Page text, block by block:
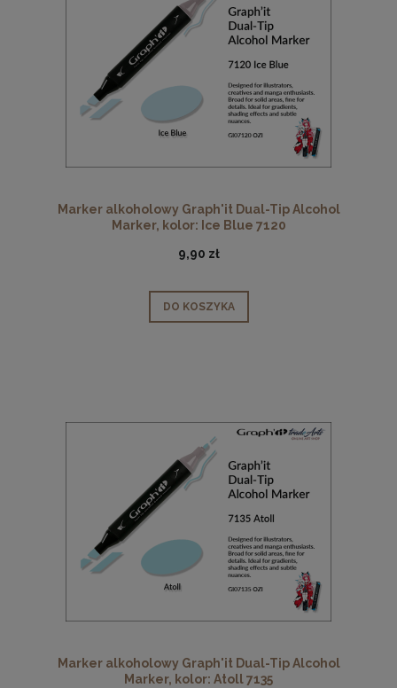
Marker alkoholowy Graph'it Dual-Tip Alcohol
Marker, kolor: Ice Blue 7120
9,90 zł
DO KOSZYKA
Marker alkoholowy Graph'it Dual-Tip Alcohol
Marker, kolor: Atoll 7135